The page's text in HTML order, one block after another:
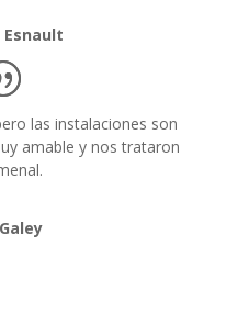
las instalaciones son
amable y nos trataron